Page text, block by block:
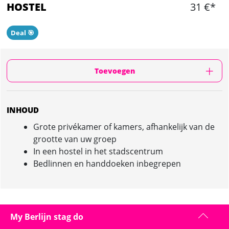
HOSTEL 31 €*
Deal 🎯
Toevoegen
INHOUD
Grote privékamer of kamers, afhankelijk van de
grootte van uw groep
In een hostel in het stadscentrum
Bedlinnen en handdoeken inbegrepen
HOSTEL IN BERLIJN : PRESENTATIE
My Berlijn stag do